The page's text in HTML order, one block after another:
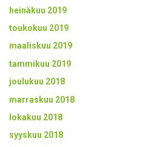
heinäkuu 2019
toukokuu 2019
maaliskuu 2019
tammikuu 2019
joulukuu 2018
marraskuu 2018
lokakuu 2018
syyskuu 2018